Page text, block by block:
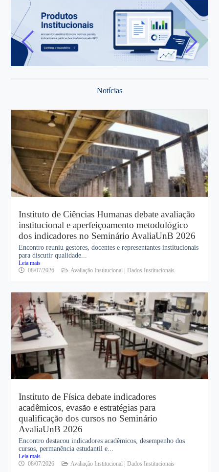
Notícias
Instituto de Ciências Humanas debate avaliação
institucional e aperfeiçoamento metodológico
dos indicadores no Seminário AvaliaUnB 2026
Encontro reuniu gestores, docentes e representantes institucionais
para discutir qualidade...
Leia mais
08/07/2026
Avaliação Institucional | Dados Institucionais
Instituto de Física debate indicadores
acadêmicos, evasão e estratégias para
qualificação dos cursos no Seminário
AvaliaUnB 2026
Encontro destacou indicadores acadêmicos, desempenho dos
cursos, permanência estudantil e...
Leia mais
08/07/2026
Avaliação Institucional | Dados Institucionais